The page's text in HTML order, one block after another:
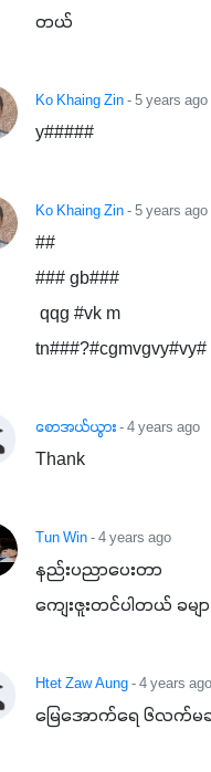
တယ်
Ko Khaing Zin- 5 years ago
y#####
Ko Khaing Zin- 5 years ago
##
### gb###
tn###?#cgmvgvy#vy#
စောအယ်ယွား- 4 years ago
Thank
Tun Win- 4 years ago
နည်းပညာပေးတာ
ကျေးဇူးတင်ပါတယ် ခမျာ
Htet Zaw Aung- 4 years ago
မြေအောက်ရေ ၆လက်မဆို